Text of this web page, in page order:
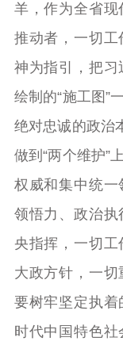
羊，作为全省现
推动者，一切
神为指引，把
绘制的“施工图”
绝对忠诚的政治
做到“两个维护”
权威和集中统
领悟力、政治执
央指挥，一切
大政方针，一切
要树牢坚定执
时代中国特色